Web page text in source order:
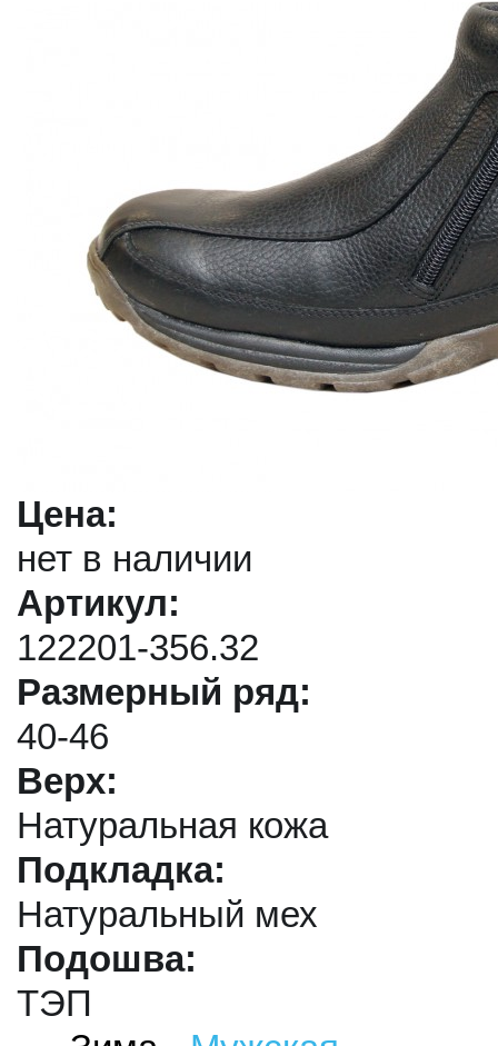
Цена:
нет в наличии
Артикул:
122201-356.32
Размерный ряд:
40-46
Верх:
Натуральная кожа
Подкладка:
Натуральный мех
Подошва:
ТЭП